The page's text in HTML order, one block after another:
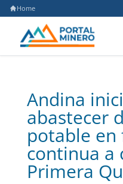
Home
Andina
abastecer
potable en
continua a
Primera